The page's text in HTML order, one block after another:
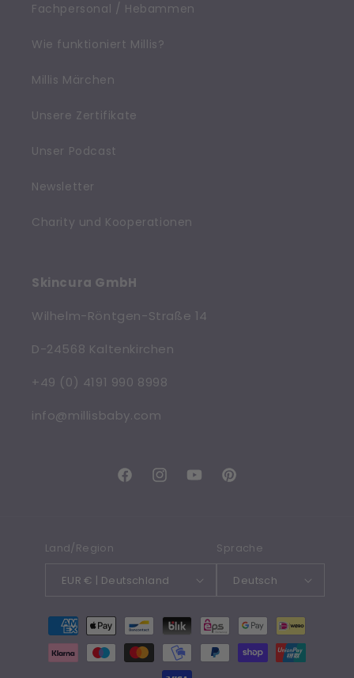
Fachpersonal / Hebammen
Wie funktioniert Millis?
Millis Märchen
Unsere Zertifikate
Unser Podcast
Newsletter
Charity und Kooperationen
Skincura GmbH
Wilhelm-Röntgen-Straße 14
D-24568 Kaltenkirchen
+49 (0) 4191 990 8998
info@millisbaby.com
FacebookInstagramYouTubePinterest
Land/Region
EUR € | Deutschland
Sprache
Deutsch
Zahlungsmethoden